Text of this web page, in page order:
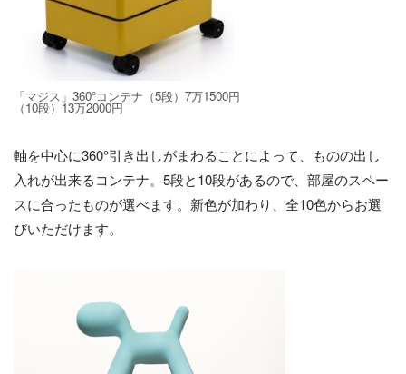
「マジス」360°コンテナ（5段）7万1500円
（10段）13万2000円
軸を中心に360°引き出しがまわることによって、ものの出し
入れが出来るコンテナ。5段と10段があるので、部屋のスペー
スに合ったものが選べます。新色が加わり、全10色からお選
びいただけます。